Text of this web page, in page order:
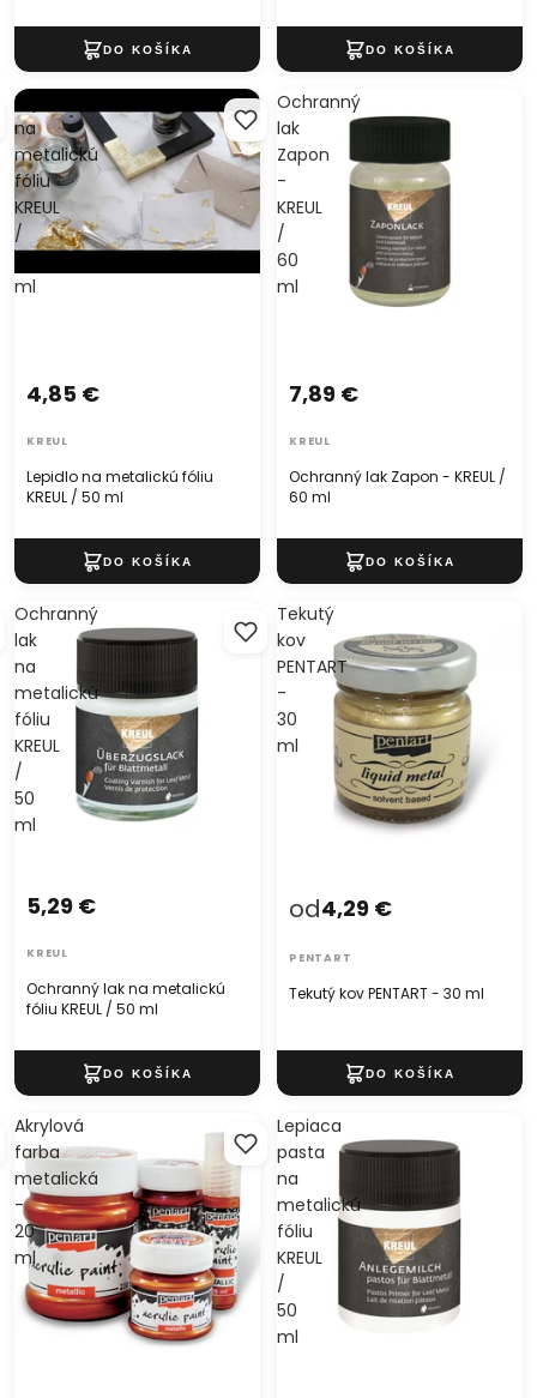
Lepidlo
na
metalickú
fóliu
KREUL
/
ml
Lepidlo na metalickú fóliu
KREUL / 50 ml
4,85 €
KREUL
Ochranný
lak
Zapon
-
KREUL
/
60
ml
Ochranný lak Zapon - KREUL /
60 ml
7,89 €
KREUL
Ochranný
lak
na
metalickú
fóliu
KREUL
/
50
ml
Ochranný lak na metalickú
fóliu KREUL / 50 ml
5,29 €
KREUL
Tekutý
kov
PENTART
-
30
ml
Tekutý kov PENTART - 30 ml
od4,29 €
PENTART
Akrylová
farba
metalická
-
20
ml
Lepiaca
pasta
na
metalickú
fóliu
KREUL
/
50
ml